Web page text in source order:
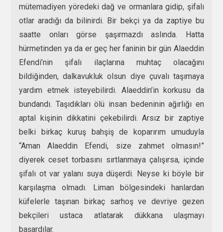
mütemadiyen yöredeki dağ ve ormanlara gidip, şifalı
otlar aradığı da bilinirdi. Bir bekçi ya da zaptiye bu
saatte onları görse şaşırmazdı aslında. Hatta
hürmetinden ya da er geç her faninin bir gün Alaeddin
Efendi’nin şifalı ilaçlarına muhtaç olacağını
bildiğinden, dalkavukluk olsun diye çuvalı taşımaya
yardım etmek isteyebilirdi. Alaeddin’in korkusu da
bundandı. Taşıdıkları ölü insan bedeninin ağırlığı en
aptal kişinin dikkatini çekebilirdi. Arsız bir zaptiye
belki birkaç kuruş bahşiş de koparırım umuduyla
“Aman Alaeddin Efendi, size zahmet olmasın!”
diyerek ceset torbasını sırtlanmaya çalışırsa, içinde
şifalı ot var yalanı suya düşerdi. Neyse ki böyle bir
karşılaşma olmadı. Liman bölgesindeki hanlardan
küfelerle taşınan birkaç sarhoş ve devriye gezen
bekçileri ustaca atlatarak dükkana ulaşmayı
başardılar.